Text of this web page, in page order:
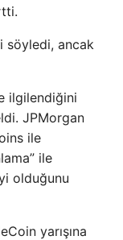
söyledi, ancak
ilgilendiğini
JPMorgan
ile
ile
olduğunu
yarışına